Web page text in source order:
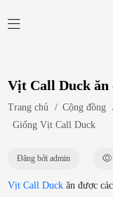
Vịt Call Duck ăn
Trang chủ / Cộng đồng
Giống Vịt Call Duck
Đăng bởi admin
Vịt Call Duck ăn được